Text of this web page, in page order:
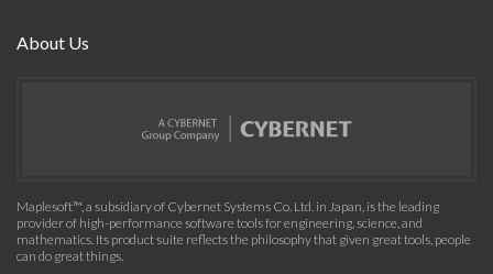
About Us
Maplesoft™, a subsidiary of Cybernet Systems Co. Ltd. in Japan, is the leading
provider of high-performance software tools for engineering, science, and
mathematics. Its product suite reflects the philosophy that given great tools, people
can do great things.